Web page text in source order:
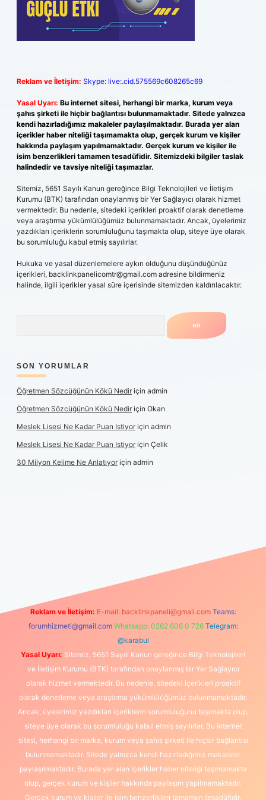
Reklam ve İletişim: Skype: live:.cid.575569c608265c69
Yasal Uyarı: Bu internet sitesi, herhangi bir marka, kurum veya
şahıs şirketi ile hiçbir bağlantısı bulunmamaktadır. Sitede yalnızca
kendi hazırladığımız makaleler paylaşılmaktadır. Burada yer alan
içerikler haber niteliği taşımamakta olup, gerçek kurum ve kişiler
hakkında paylaşım yapılmamaktadır. Gerçek kurum ve kişiler ile
isim benzerlikleri tamamen tesadüfidir. Sitemizdeki bilgiler taslak
halindedir ve tavsiye niteliği taşımazlar.
Sitemiz, 5651 Sayılı Kanun gereğince Bilgi Teknolojileri ve İletişim
Kurumu (BTK) tarafından onaylanmış bir Yer Sağlayıcı olarak hizmet
vermektedir. Bu nedenle, sitedeki içerikleri proaktif olarak denetleme
veya araştırma yükümlülüğümüz bulunmamaktadır. Ancak, üyelerimiz
yazdıkları içeriklerin sorumluluğunu taşımakta olup, siteye üye olarak
bu sorumluluğu kabul etmiş sayılırlar.
Hukuka ve yasal düzenlemelere aykırı olduğunu düşündüğünüz
içerikleri, backlinkpanelicomtr@gmail.com adresine bildirmeniz
halinde, ilgili içerikler yasal süre içerisinde sitemizden kaldırılacaktır.
SON YORUMLAR
Öğretmen Sözcüğünün Kökü Nediriçin admin
Öğretmen Sözcüğünün Kökü Nediriçin Okan
Meslek Lisesi Ne Kadar Puan Istiyoriçin admin
Meslek Lisesi Ne Kadar Puan Istiyoriçin Çelik
30 Milyon Kelime Ne Anlatıyoriçin admin
elexbetgiris.org
Reklam ve İletişim: E-mail: backlinkpaneli@gmail.com Teams:
forumhizmeti@gmail.com Whatsapp: 0262 606 0 726 Telegram:
@karabul
Yasal Uyarı: Sitemiz, 5651 Sayılı Kanun gereğince Bilgi Teknolojileri
ve İletişim Kurumu (BTK) tarafından onaylanmış bir Yer Sağlayıcı
olarak hizmet vermektedir. Bu nedenle, sitedeki içerikleri proaktif
olarak denetleme veya araştırma yükümlülüğümüz bulunmamaktadır.
Ancak, üyelerimiz yazdıkları içeriklerin sorumluluğunu taşımakta olup,
siteye üye olarak bu sorumluluğu kabul etmiş sayılırlar. Bu internet
sitesi, herhangi bir marka, kurum veya şahıs şirketi ile hiçbir bağlantısı
bulunmamaktadır. Sitede yalnızca kendi hazırladığımız makaleler
paylaşılmaktadır. Burada yer alan içerikler haber niteliği taşımamakta
olup, gerçek kurum ve kişiler hakkında paylaşım yapılmamaktadır.
Gerçek kurum ve kişiler ile isim benzerlikleri tamamen tesadüfidir.